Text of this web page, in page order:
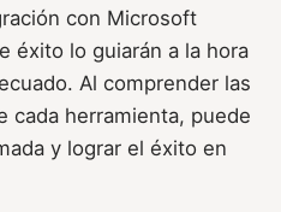
con Microsoft
éxito lo guiarán a la hora
Al comprender las
cada herramienta, puede
y lograr el éxito en